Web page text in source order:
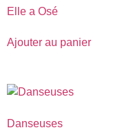
Elle a Osé
Ajouter au panier
Danseuses